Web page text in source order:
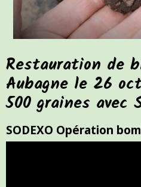
Restauration de
Aubagne le 26
500 graines avec
SODEXO Opération